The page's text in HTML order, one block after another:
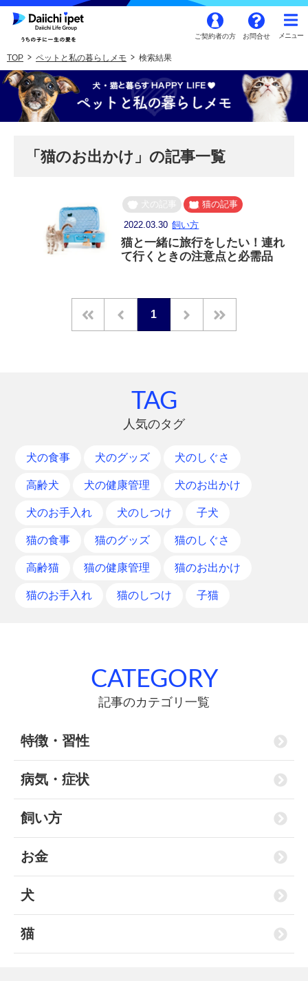
ご契約者の方 お問合せ
TOP ペットと私の暮らしメモ 検索結果
「猫のお出かけ」の記事一覧
犬の記事
猫の記事
2022.03.30 飼い方
猫と一緒に旅行をしたい！連れ
て行くときの注意点と必需品
1
TAG
人気のタグ
犬の食事 犬のグッズ 犬のしぐさ
高齢犬 犬の健康管理 犬のお出かけ
犬のお手入れ 犬のしつけ 子犬
猫の食事 猫のグッズ 猫のしぐさ
高齢猫 猫の健康管理 猫のお出かけ
猫のお手入れ 猫のしつけ 子猫
CATEGORY
記事のカテゴリ一覧
特徴・習性
病気・症状
飼い方
お金
犬
猫